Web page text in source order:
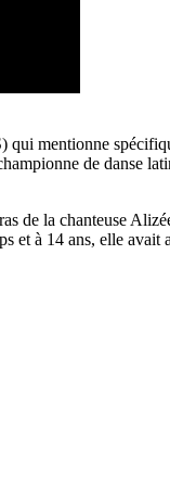
mentionne
de danse
la chanteuse
et à 14 ans, elle